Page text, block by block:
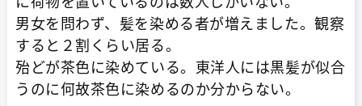
男女を問わず、髪を染める者が増えました。観察
すると２割くらい居る。
殆どが茶色に染めている。東洋人には黒髪が似合
うのに何故茶色に染めるのか分からない。